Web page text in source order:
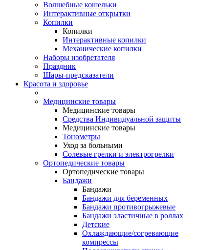
Волшебные кошельки
Интерактивные открытки
Копилки
Копилки
Интерактивные копилки
Механические копилки
Наборы изобретателя
Праздник
Шары-предсказатели
Красота и здоровье
Медицинские товары
Медицинские товары
Средства Индивидуальной защиты
Медицинские товары
Тонометры
Уход за больными
Солевые грелки и электрогрелки
Ортопедические товары
Ортопедические товары
Бандажи
Бандажи
Бандажи для беременных
Бандажи противогрыжевые
Бандажи эластичные в роллах
Детские
Охлаждающие/согревающие
компрессы